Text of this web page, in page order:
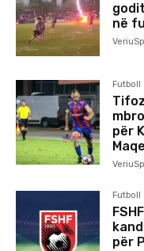
në
Futboll
për
Futboll
për